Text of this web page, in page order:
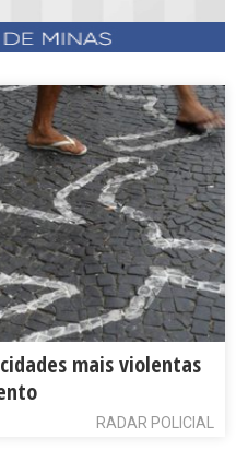
mais violentas
RADAR POLICIAL